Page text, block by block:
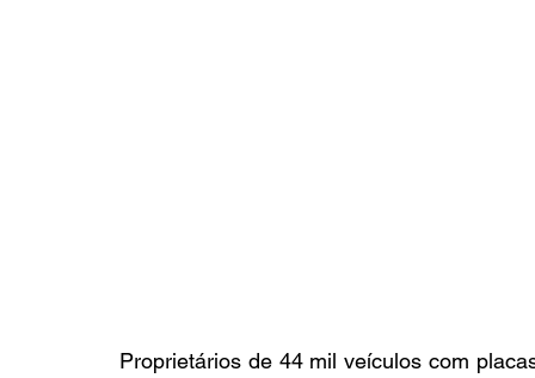
Proprietários de 44 mil veículos com